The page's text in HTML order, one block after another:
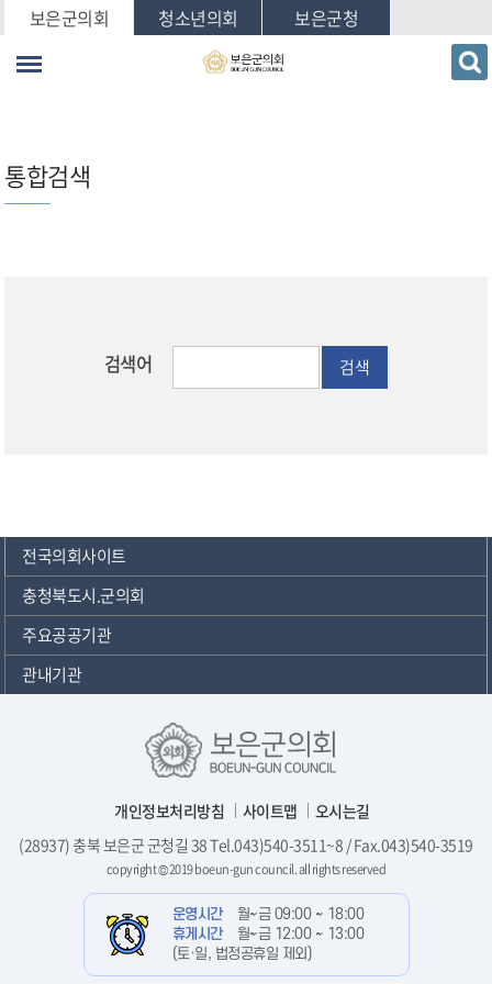
본문바로가기
보은군의회 청소년의회 보은군청
통합검색
검색어 검색
전국의회사이트
충청북도시.군의회
주요공공기관
관내기관
개인정보처리방침 사이트맵
오시는길
(28937) 충북 보은군 군청길 38 Tel.043)540-3511~8 / Fax.043)540-3519
copyright © 2019 boeun-gun council. all rights reserved
운영시간
월~금 09:00 ~ 18:00
휴게시간
월~금 12:00 ~ 13:00
(토·일, 법정공휴일 제외)